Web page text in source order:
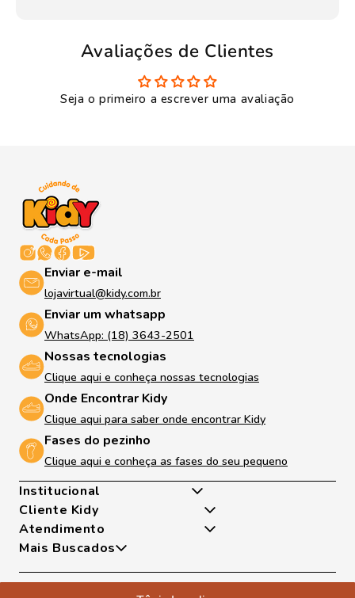
Avaliações de Clientes
Seja o primeiro a escrever uma avaliação
Enviar e-mail
lojavirtual@kidy.com.br
Enviar um whatsapp
WhatsApp: (18) 3643-2501
Nossas tecnologias
Clique aqui e conheça nossas tecnologias
Onde Encontrar Kidy
Clique aqui para saber onde encontrar Kidy
Fases do pezinho
Clique aqui e conheça as fases do seu pequeno
Institucional
Quem somos
Nossas Tecnologias
Fases Dos Pezinhos
Dúvidas Frequentes
Trocas e Devoluções
Cliente Kidy
Minha Conta
Atendimento
Exceto Feriados
WhatsApp: (18) 99817-5951
Mais Buscados
Tênis